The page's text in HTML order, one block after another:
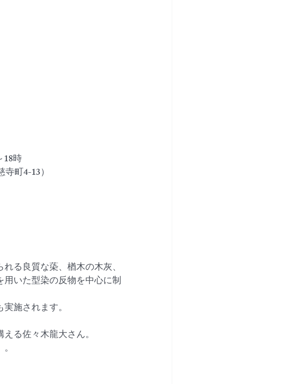
18時
町4-13）
る良質な蒅、楢木の木灰、
いた型染の反物を中心に制
施されます。
る佐々木龍大さん。